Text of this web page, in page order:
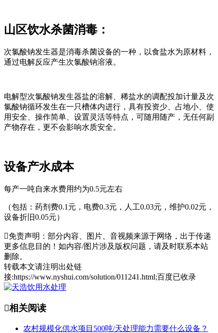
山区饮水杀菌消毒：
次氯酸钠发生器是消毒杀菌设备的一种，以食盐水为原材料，
通过电解反应产生次氯酸钠溶液。
电解型次氯酸钠发生器盐的溶解、稀盐水的调配投加计量及次
氯酸钠循环发生在一只槽体内进行，具有投资少、占地小、使
用安全、操作简单、设置灵活等特点，可随用随产，无任何副
产物存在，更不会影响水质安全。
设备产水成本
每产一吨自来水费用约为0.5元左右
（包括：药剂费0.1元，电费0.3元，人工0.03元，维护0.02元，
设备折旧0.05元）
免责声明：部分内容、图片、音视频来源于网络，出于传递
更多信息目的！如内容/图片涉及版权问题，请及时联系本站
删除。
转载本文请注明出处链
接:https://www.nyshui.com/solution/011241.html;百度已收录
相关阅读
农村规模化供水项目500吨/天处理能力需要什么设备？